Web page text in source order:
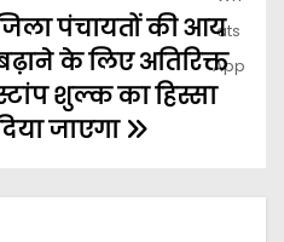
पंचायतों की आय
के लिए अतिरिक्त
शुल्क का हिस्सा
जाएगा